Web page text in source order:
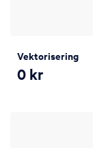
Vektorisering
0 kr